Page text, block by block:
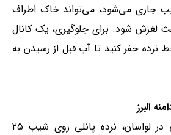
جاری می‌شود، می‌تواند خاک اطراف
لغزش شود. برای جلوگیری، یک کانال
نرده حفر کنید تا آب قبل از رسیدن به
البرز
در یک پروژه خصوصی در لواسان، نرده پانلی روی شیب ۲۵